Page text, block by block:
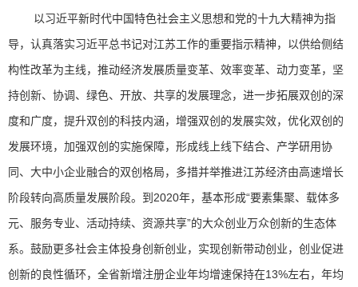
以习近平新时代中国特色社会主义思想和党的十九大精神为指
导，认真落实习近平总书记对江苏工作的重要指示精神，以供给侧结
构性改革为主线，推动经济发展质量变革、效率变革、动力变革，坚
持创新、协调、绿色、开放、共享的发展理念，进一步拓展双创的深
度和广度，提升双创的科技内涵，增强双创的发展实效，优化双创的
发展环境，加强双创的实施保障，形成线上线下结合、产学研用协
同、大中小企业融合的双创格局，多措并举推进江苏经济由高速增长
阶段转向高质量发展阶段。到2020年，基本形成“要素集聚、载体多
元、服务专业、活动持续、资源共享”的大众创业万众创新的生态体
系。鼓励更多社会主体投身创新创业，实现创新带动创业，创业促进
创新的良性循环，全省新增注册企业年均增速保持在13%左右，年均